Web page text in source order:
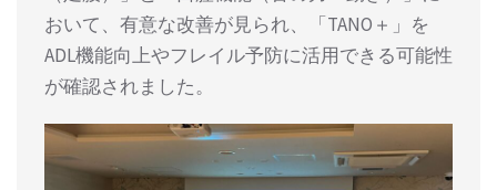
おいて、有意な改善が見られ、「TANO＋」を
ADL機能向上やフレイル予防に活用できる可能性
が確認されました。